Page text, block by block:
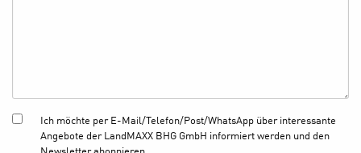
Ich möchte per E-Mail/Telefon/Post/WhatsApp über interessante
Angebote der LandMAXX BHG GmbH informiert werden und den
Newsletter abonnieren.